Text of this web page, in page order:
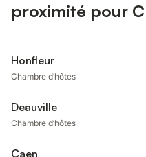
proximité pour
Honfleur
Chambre d’hôtes
Deauville
Chambre d’hôtes
Caen